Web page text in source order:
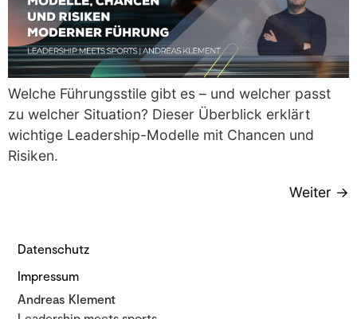
Welche Führungsstile gibt es – und welcher passt
zu welcher Situation? Dieser Überblick erklärt
wichtige Leadership-Modelle mit Chancen und
Risiken.
Weiter →
Datenschutz
Impressum
Andreas Klement